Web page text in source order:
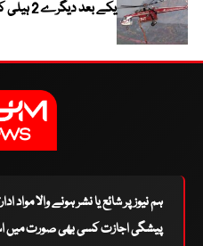
یکے بعد دیگرے 2 ہیلی کاپٹر گر کر تباہ؛ متعدد ہلاکتیں
ہم نیوز پر شائع یا نشر ہونے والا
پیشگی اجازت کسی بھی صورت میں